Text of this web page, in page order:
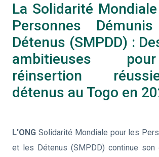
La Solidarité
Personnes
Détenus (SMPDD) :
ambitieuses
réinsertion
détenus au Togo en
L'ONG Solidarité Mondiale pour les
et les Détenus (SMPDD) continue son